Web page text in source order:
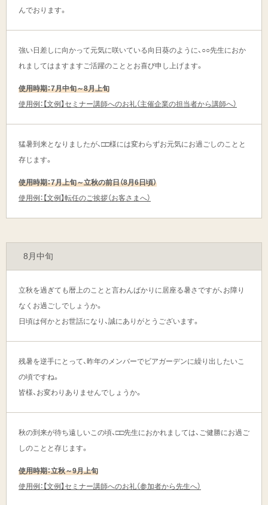
んでおります。
強い日差しに向かって元気に咲いている向日葵のように、○○先生におか
れましてはますますご活躍のこととお喜び申し上げます。
使用時期：7月中旬～8月上旬
使用例：【文例】セミナー講師へのお礼（主催企業の担当者から講師へ）
猛暑到来となりましたが、□□様には変わらずお元気にお過ごしのことと
存じます。
使用時期：7月上旬～立秋の前日（8月6日頃）
使用例：【文例】転任のご挨拶（お客さまへ）
8月中旬
立秋を過ぎても暦上のことと言わんばかりに居座る暑さですが、お障り
なくお過ごしでしょうか。
日頃は何かとお世話になり、誠にありがとうございます。
残暑を逆手にとって、昨年のメンバーでビアガーデンに繰り出したいこ
の頃ですね。
皆様、お変わりありませんでしょうか。
秋の到来が待ち遠しいこの頃、□□先生におかれましては、ご健勝にお過ご
しのことと存じます。
使用時期：立秋～9月上旬
使用例：【文例】セミナー講師へのお礼（参加者から先生へ）